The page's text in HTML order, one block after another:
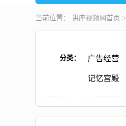
当前位置： 讲座视频 网首页 >
分类： 广告经营
记忆宫殿